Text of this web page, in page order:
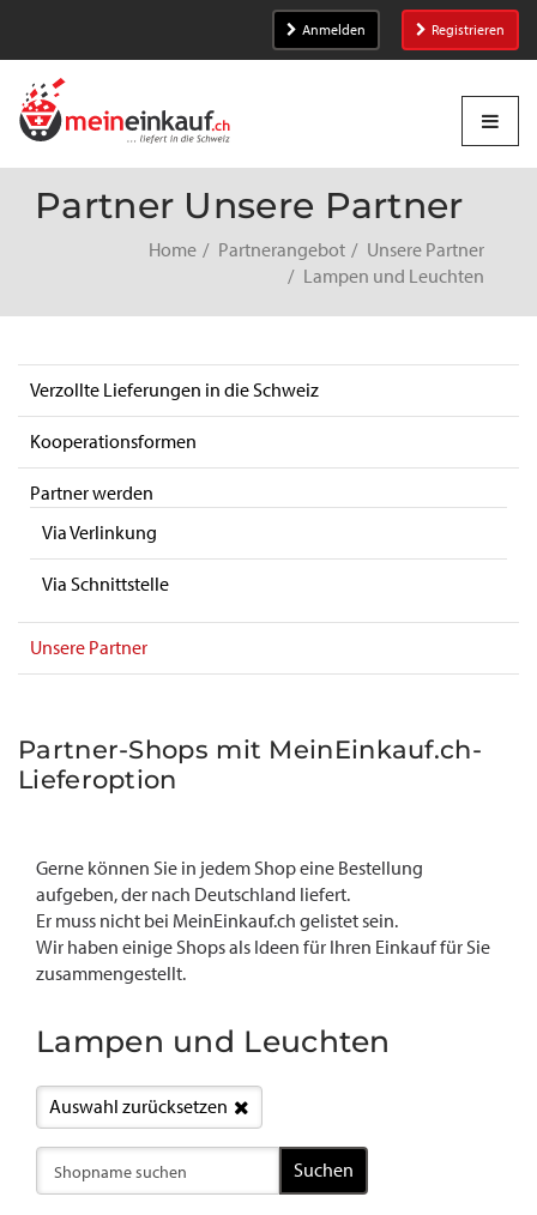
Anmelden Registrieren
Partner Unsere Partner
Home Partnerangebot
Unsere Partner
Lampen und Leuchten
Verzollte Lieferungen in die Schweiz
Kooperationsformen
Partner werden
Via Verlinkung
Via Schnittstelle
Unsere Partner
Partner-Shops mit MeinEinkauf.ch-
Lieferoption
Gerne können Sie in jedem Shop eine Bestellung
aufgeben, der nach Deutschland liefert.
Er muss nicht bei MeinEinkauf.ch gelistet sein.
Wir haben einige Shops als Ideen für Ihren Einkauf für Sie
zusammengestellt.
Lampen und Leuchten
Auswahl zurücksetzen
Suchen